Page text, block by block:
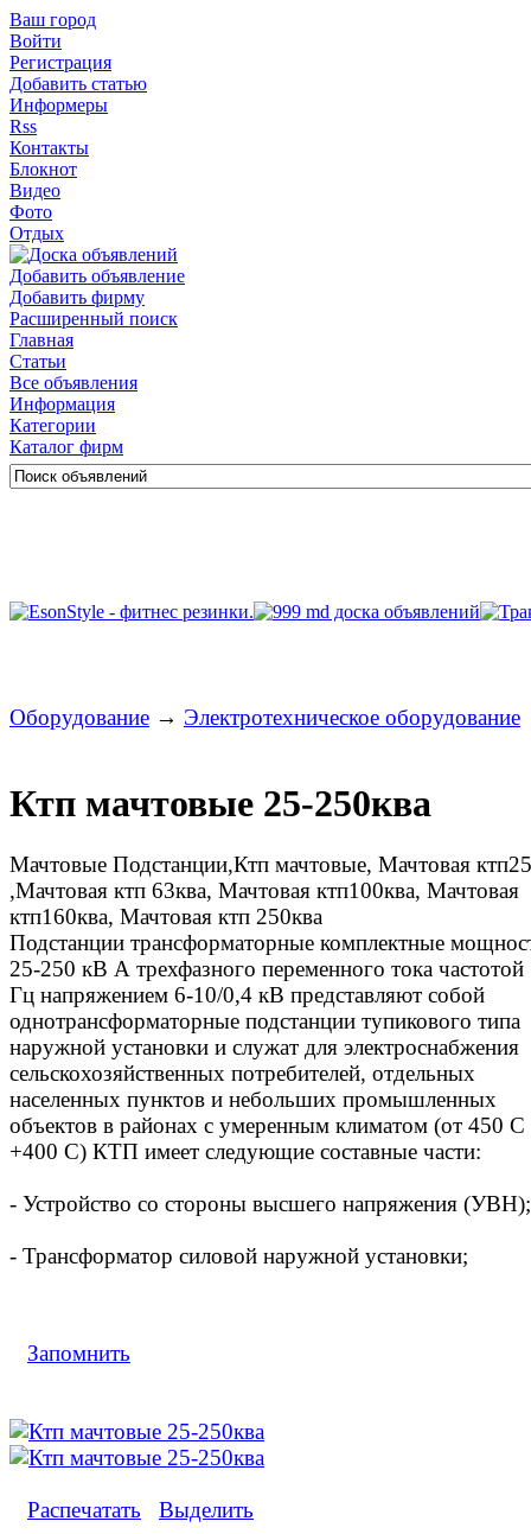
Ваш город
Войти
Регистрация
Добавить статью
Информеры
Rss
Контакты
Блокнот
Видео
Фото
Отдых
Добавить объявление
Добавить фирму
Расширенный поиск
Главная
Статьи
Все объявления
Информация
Категории
Каталог фирм
Оборудование → Электротехническое оборудование
Ктп мачтовые 25-250ква
Мачтовые Подстанции,Ктп мачтовые, Мачтовая
,Мачтовая ктп 63ква, Мачтовая ктп100ква, Мачтовая
ктп160ква, Мачтовая ктп 250ква
Подстанции трансформаторные комплектные
25-250 кВ А трехфазного переменного тока частотой
Гц напряжением 6-10/0,4 кВ представляют собой
однотрансформаторные подстанции тупикового типа
наружной установки и служат для электроснабжения
сельскохозяйственных потребителей, отдельных
населенных пунктов и небольших промышленных
объектов в районах с умеренным климатом (от 450 С
+400 С) КТП имеет следующие составные части:
- Устройство со стороны высшего напряжения (УВН);
- Трансформатор силовой наружной установки;
Запомнить
Распечатать Выделить